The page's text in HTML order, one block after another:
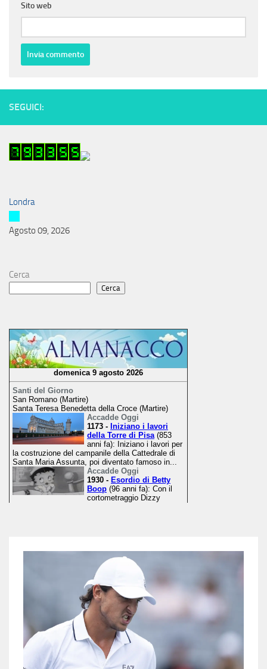
Sito web
SEGUICI:
Londra
Agosto 09, 2026
Cerca
Cerca